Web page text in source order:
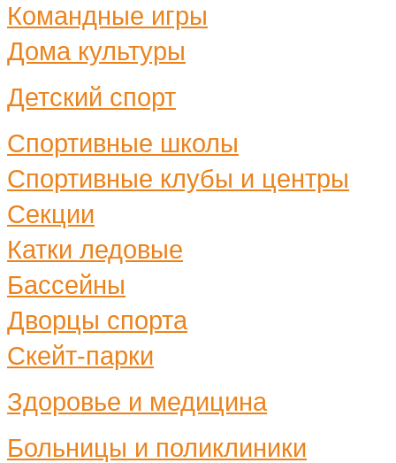
Командные игры
Дома культуры
Детский спорт
Спортивные школы
Спортивные клубы и центры
Секции
Катки ледовые
Бассейны
Дворцы спорта
Скейт-парки
Здоровье и медицина
Больницы и поликлиники